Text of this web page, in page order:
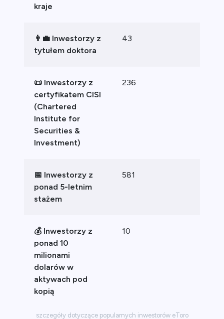
szczegóły dotyczące popularnych inwestorów eToro
kraje
👨‍💼 Inwestorzy z
tytułem doktora
43
📜 Inwestorzy z
certyfikatem CISI
(Chartered
Institute for
Securities &
Investment)
236
📅 Inwestorzy z
ponad 5-letnim
stażem
581
💰 Inwestorzy z
ponad 10
milionami
dolarów w
aktywach pod
kopią
10